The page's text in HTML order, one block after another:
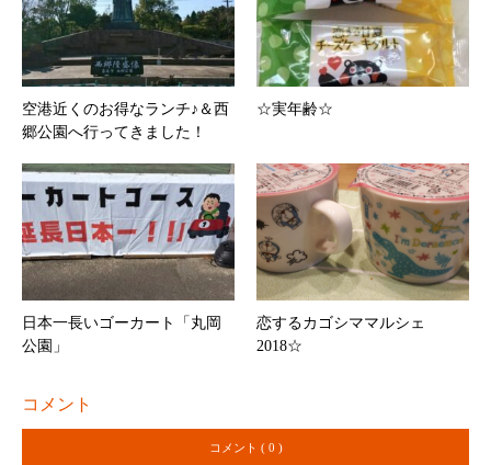
空港近くのお得なランチ♪＆西
郷公園へ行ってきました！
☆実年齢☆
日本一長いゴーカート「丸岡
公園」
恋するカゴシママルシェ
2018☆
コメント
コメント ( 0 )